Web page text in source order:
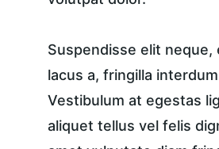
Suspendisse elit neque,
lacus a, fringilla
Vestibulum at egestas
aliquet tellus vel felis